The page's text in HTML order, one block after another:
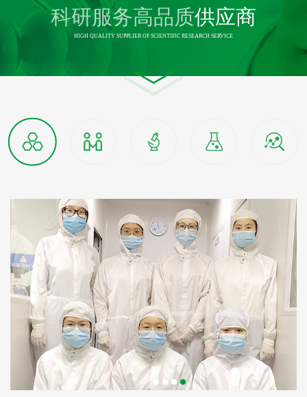
科研服务高品质供应商
HIGH QUALITY SUPPLIER OF SCIENTIFIC RESEARCH SERVICE